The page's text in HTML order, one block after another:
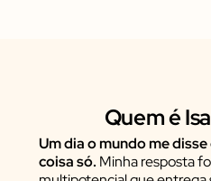
Quem é
Um dia o mundo me
coisa só. Minha resposta